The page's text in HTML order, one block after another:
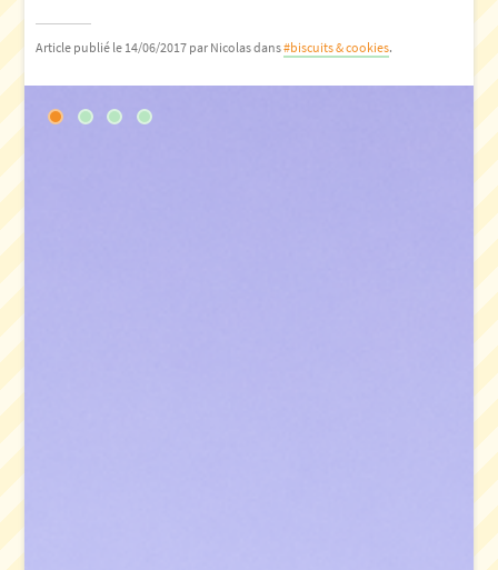
Article publié le 14/06/2017 par Nicolasdans#biscuits & cookies.